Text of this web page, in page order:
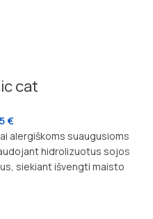
cat
€
alergiškoms suaugusioms
hidrolizuotus sojos
siekiant išvengti maisto